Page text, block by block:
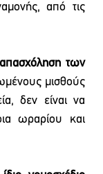
από τις
των
μισθούς
δεν είναι να
ωραρίου και